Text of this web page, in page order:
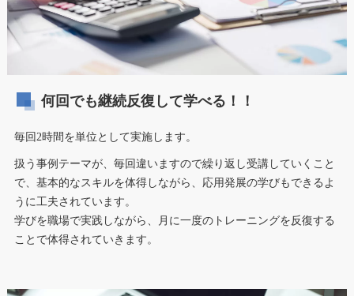
何回でも継続反復して学べる！！
毎回2時間を単位として実施します。
扱う事例テーマが、毎回違いますので繰り返し受講していくこと
で、基本的なスキルを体得しながら、応用発展の学びもできるよ
うに工夫されています。
学びを職場で実践しながら、月に一度のトレーニングを反復する
ことで体得されていきます。